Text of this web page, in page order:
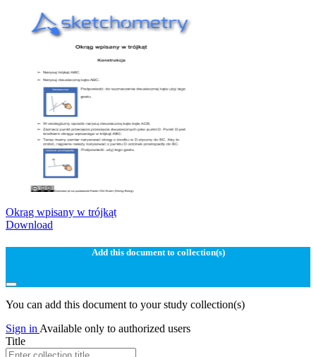
Okrąg wpisany w trójkąt
Download
Add this document to collection(s)
You can add this document to your study collection(s)
Sign in Available only to authorized users
Title